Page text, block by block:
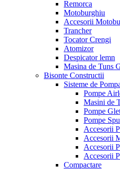
Remorca
Motoburghiu
Accesorii
Trancher
Tocator Crengi
Atomizor
Despicator lemn
Masina de Tuns
Bisonte Constructii
Sisteme de
Pompe
Masini de
Pompe
Pompe
Accesorii
Accesorii
Accesorii
Accesorii
Compactare